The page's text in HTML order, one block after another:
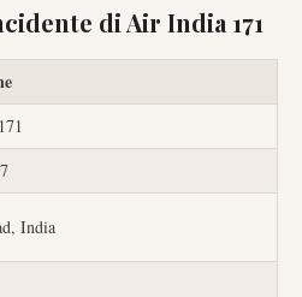
di Air India 171
India